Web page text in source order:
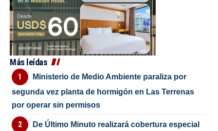
Más leídas
Ministerio de Medio Ambiente paraliza por
segunda vez planta de hormigón en Las Terrenas
por operar sin permisos
De Último Minuto realizará cobertura especial